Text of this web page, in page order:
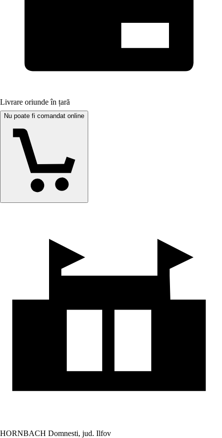
Livrare oriunde în țară
Nu poate fi comandat online
HORNBACH Domnesti, jud. Ilfov